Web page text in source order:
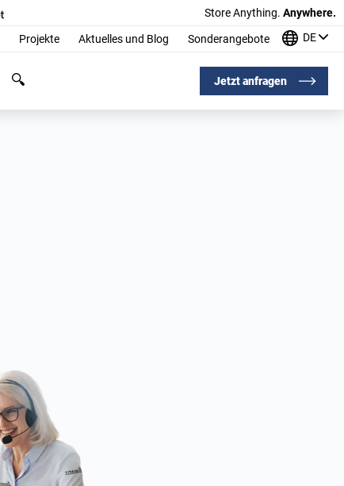
Store Anything. Anywhere.
Projekte Aktuelles und Blog Sonderangebote DE
Jetzt anfragen